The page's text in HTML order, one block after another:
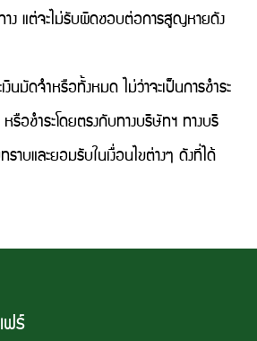
ทาง แต่จะไม่รับผิดชอบต่อการสูญหายดัง
มัดจำหรือทั้งหมด ไม่ว่าจะเป็นการชำระ
อชำระโดยตรงกับทางบริษัทฯ ทางบริ
าบและยอมรับในเงื่อนไขต่างๆ ดังที่ได้
ฟร์